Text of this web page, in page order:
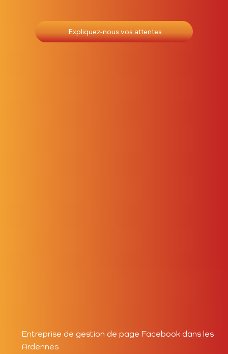
Expliquez-nous vos attentes
Entreprise de gestion de page Facebook dans les
Ardennes